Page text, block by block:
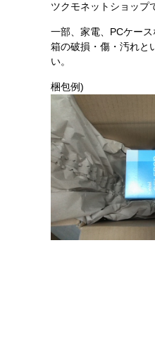
ツクモネットショップ
一部、家電、PCケー
箱の破損・傷・汚れと
い。
梱包例)